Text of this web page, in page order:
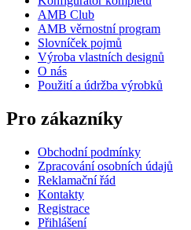
AMB Club
AMB věrnostní program
Slovníček pojmů
Výroba vlastních designů
O nás
Použití a údržba výrobků
Pro zákazníky
Obchodní podmínky
Zpracování osobních údajů
Reklamační řád
Kontakty
Registrace
Přihlášení